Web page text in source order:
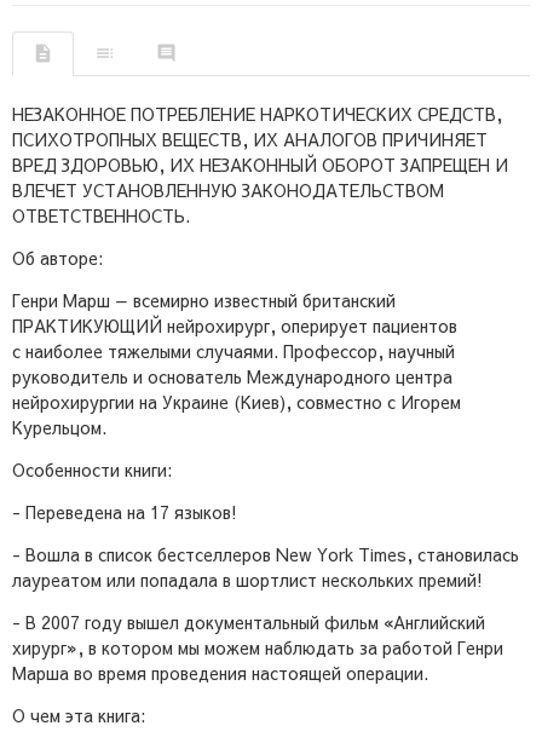
НЕЗАКОННОЕ ПОТРЕБЛЕНИЕ НАРКОТИЧЕСКИХ СРЕДСТВ,
ПСИХОТРОПНЫХ ВЕЩЕСТВ, ИХ АНАЛОГОВ ПРИЧИНЯЕТ
ВРЕД ЗДОРОВЬЮ, ИХ НЕЗАКОННЫЙ ОБОРОТ ЗАПРЕЩЕН И
ВЛЕЧЕТ УСТАНОВЛЕННУЮ ЗАКОНОДАТЕЛЬСТВОМ
ОТВЕТСТВЕННОСТЬ.
Об авторе:
Генри Марш — всемирно известный британский
ПРАКТИКУЮЩИЙ нейрохирург, оперирует пациентов
с наиболее тяжелыми случаями. Профессор, научный
руководитель и основатель Международного центра
нейрохирургии на Украине (Киев), совместно с Игорем
Курельцом.
Особенности книги:
- Переведена на 17 языков!
- Вошла в список бестселлеров New York Times, становилась
лауреатом или попадала в шортлист нескольких премий!
- В 2007 году вышел документальный фильм «Английский
хирург», в котором мы можем наблюдать за работой Генри
Марша во время проведения настоящей операции.
О чем эта книга: